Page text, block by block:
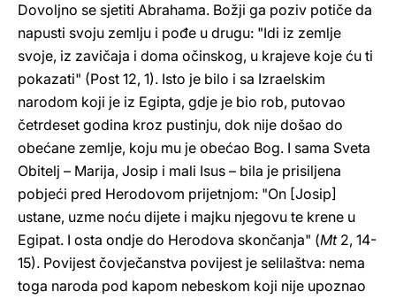
Dovoljno se sjetiti Abrahama. Božji ga poziv potiče da
napusti svoju zemlju i pođe u drugu: "Idi iz zemlje
svoje, iz zavičaja i doma očinskog, u krajeve koje ću ti
pokazati" (Post 12, 1). Isto je bilo i sa Izraelskim
narodom koji je iz Egipta, gdje je bio rob, putovao
četrdeset godina kroz pustinju, dok nije došao do
obećane zemlje, koju mu je obećao Bog. I sama Sveta
Obitelj – Marija, Josip i mali Isus – bila je prisiljena
pobjeći pred Herodovom prijetnjom: "On [Josip]
ustane, uzme noću dijete i majku njegovu te krene u
Egipat. I osta ondje do Herodova skončanja" (Mt2, 14-
15). Povijest čovječanstva povijest je selilaštva: nema
toga naroda pod kapom nebeskom koji nije upoznao